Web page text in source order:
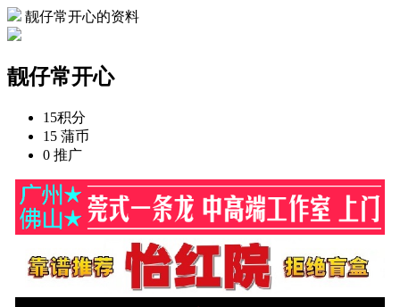
靓仔常开心的资料
靓仔常开心
15积分
15 蒲币
0 推广